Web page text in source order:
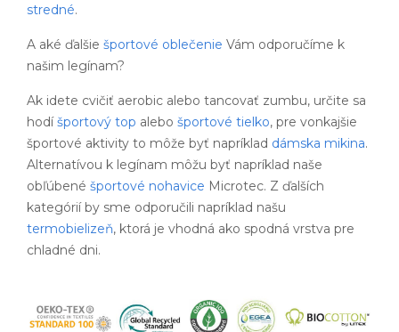
stredné.
A aké ďalšie športové oblečenie Vám odporučíme k
našim legínam?
Ak idete cvičiť aerobic alebo tancovať zumbu, určite sa
hodíšportový top alebo športové tielko, pre vonkajšie
športové aktivity to môže byť napríklad dámska mikina.
Alternatívou k legínam môžu byť napríklad naše
obľúbené športové nohavice Microtec. Z ďalších
kategórií by sme odporučili napríklad našu
termobielizeň, ktorá je vhodná ako spodná vrstva pre
chladné dni.